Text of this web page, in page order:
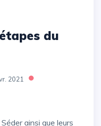
du
2021